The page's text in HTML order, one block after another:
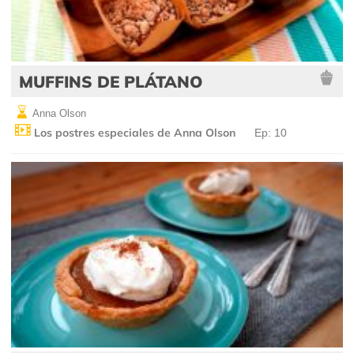
MUFFINS DE PLÁTANO
Anna Olson
Los postres especiales de Anna Olson Ep: 10